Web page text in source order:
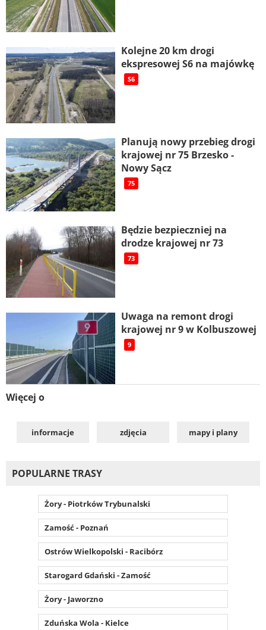
Kolejne 20 km drogi
ekspresowej S6 na majówkę
S6
Planują nowy przebieg drogi
krajowej nr 75 Brzesko -
Nowy Sącz
75
Będzie bezpieczniej na
drodze krajowej nr 73
73
Uwaga na remont drogi
krajowej nr 9 w Kolbuszowej
9
Więcej o
informacje zdjęcia mapy i plany
POPULARNE TRASY
Żory - Piotrków Trybunalski
Zamość - Poznań
Ostrów Wielkopolski - Racibórz
Starogard Gdański - Zamość
Żory - Jaworzno
Zduńska Wola - Kielce